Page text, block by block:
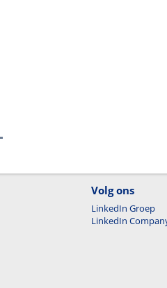
Volg ons
LinkedIn Groep
LinkedIn